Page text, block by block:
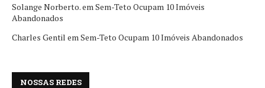
Solange Norberto.em Sem-Teto Ocupam 10 Imóveis
Abandonados
Charles Gentil em Sem-Teto Ocupam 10 Imóveis Abandonados
NOSSAS REDES